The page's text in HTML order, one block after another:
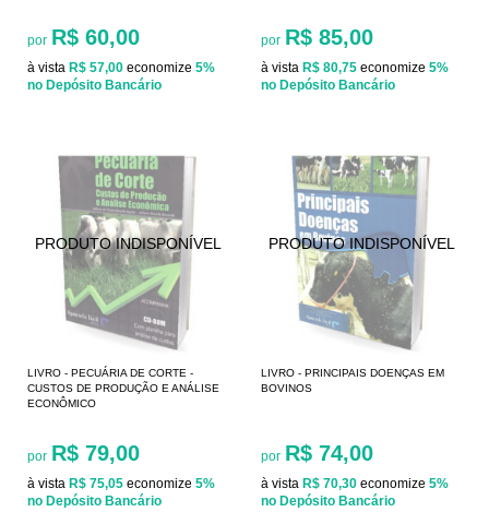
por R$ 60,00
à vista R$ 57,00 economize 5%
no Depósito Bancário
por R$ 85,00
à vista R$ 80,75 economize 5%
no Depósito Bancário
LIVRO - PECUÁRIA DE CORTE -
CUSTOS DE PRODUÇÃO E ANÁLISE
ECONÔMICO
por R$ 79,00
à vista R$ 75,05 economize 5%
no Depósito Bancário
LIVRO - PRINCIPAIS DOENÇAS EM
BOVINOS
por R$ 74,00
à vista R$ 70,30 economize 5%
no Depósito Bancário